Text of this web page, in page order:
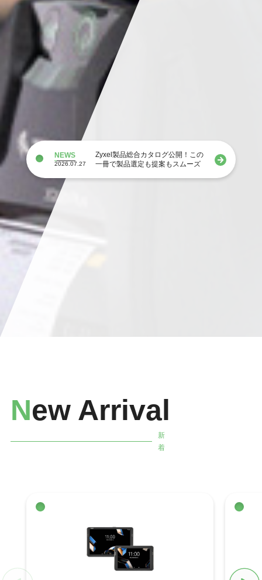
NEWS
2026.07.27
Zyxel製品総合カタログ公開！この
一冊で製品選定も提案もスムーズ
New Arrival
新
着